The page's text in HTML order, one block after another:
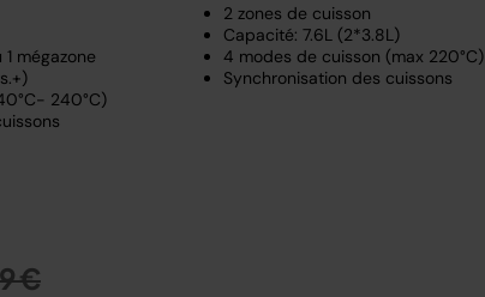
mégazone
240°C)
de
€au
2 zones de cuisson
Capacité: 7.6L (2*3.8L)
4 modes de cuisson (max 220°C)
Synchronisation des cuissons